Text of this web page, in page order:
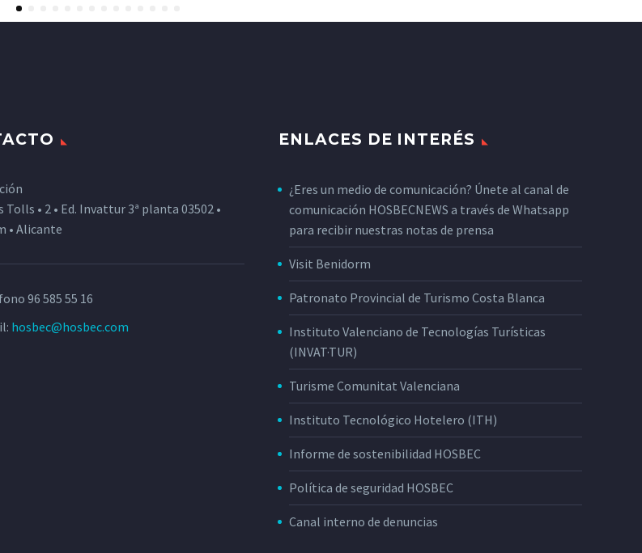
4
Tolls • 2 • Ed. Invattur 3ª planta 03502 •
• Alicante
96 585 55 16
hosbec@hosbec.com
ENLACES DE INTERÉS
¿Eres un medio de comunicación? Únete al canal de
comunicación HOSBECNEWS a través de Whatsapp
para recibir nuestras notas de prensa
Visit Benidorm
Patronato Provincial de Turismo Costa Blanca
Instituto Valenciano de Tecnologías Turísticas
(INVAT·TUR)
Turisme Comunitat Valenciana
Instituto Tecnológico Hotelero (ITH)
Informe de sostenibilidad HOSBEC
Política de seguridad HOSBEC
Canal interno de denuncias